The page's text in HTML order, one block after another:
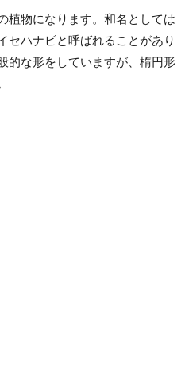
植物になります。和名としては
セハナビと呼ばれることがあり
的な形をしていますが、楕円形